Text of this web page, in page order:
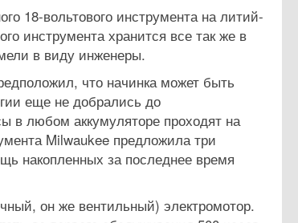
18-вольтового инструмента на литий-
инструмента хранится все так же в
в виду инженеры.
что начинка может быть
еще не добрались до
в любом аккумуляторе проходят на
Milwaukee предложила три
накопленных за последнее время
он же вентильный) электромотор.